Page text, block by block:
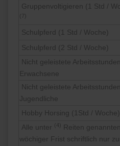
Gruppenvoltigieren (1 Std /
(7)
Schulpferd (1 Std / Woche)
Schulpferd (2 Std / Woche)
Nicht geleistete Arbeitsstunden
Erwachsene
Nicht geleistete Arbeitsstunden
Jugendliche
Hobby Horsing (1Std / Woche)
Alle unter
(4) Reiten
wöchiger Frist schriftlich nur